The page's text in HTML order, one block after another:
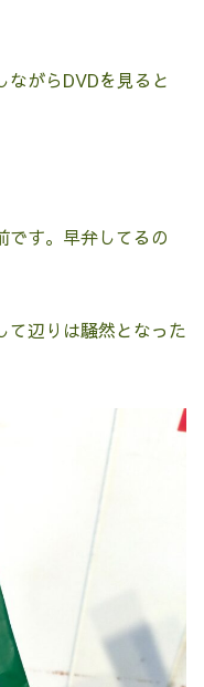
ながらDVDを見ると
です。早弁してるの
て辺りは騒然となった